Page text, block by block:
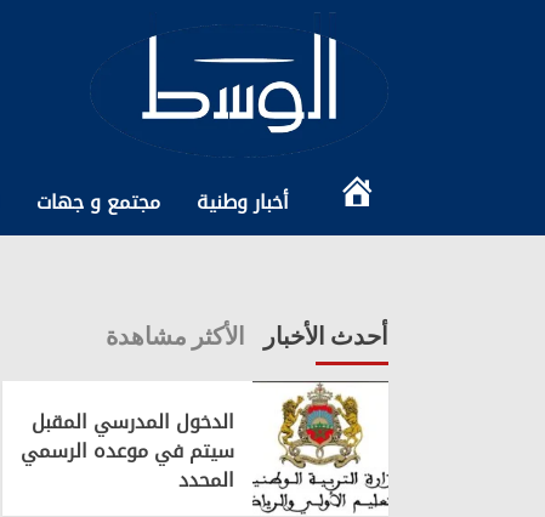
الرئيسية
أخبار وطنية مجتمع و جهات
أحدث الأخبار الأكثر مشاهدة
الدخول المدرسي المقبل
سیتم في موعده الرسمي
المحدد